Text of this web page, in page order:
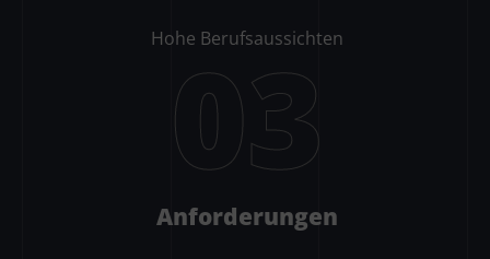
Hohe Berufsaussichten
03
Anforderungen